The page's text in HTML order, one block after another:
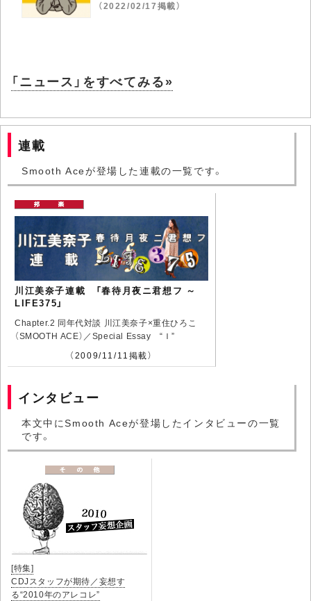
（2022/02/17掲載）
「ニュース」をすべてみる»
連載
Smooth Aceが登場した連載の一覧です。
川江美奈子連載 「春待月夜ニ君想フ ～
LIFE375」
Chapter.2 同年代対談 川江美奈子×重住ひろこ
（SMOOTH ACE）／Special Essay “Ｉ”
（2009/11/11掲載）
インタビュー
本文中にSmooth Aceが登場したインタビューの一覧
です。
[特集]
CDJスタッフが期待／妄想す
る“2010年のアレコレ”